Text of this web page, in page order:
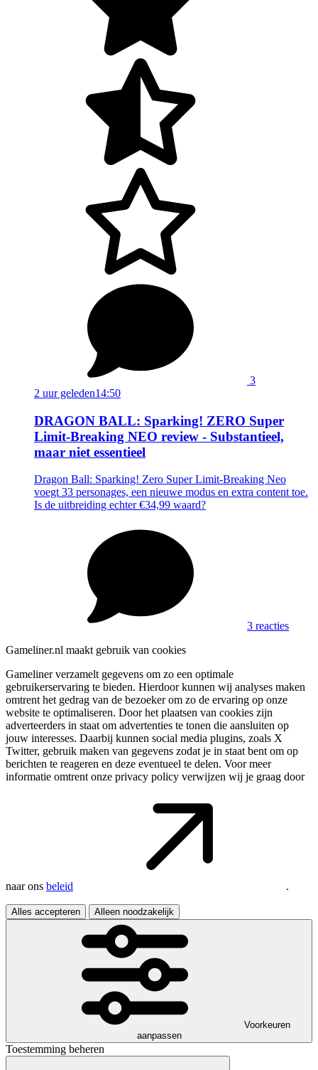
3
2 uur geleden14:50
DRAGON BALL: Sparking! ZERO Super
Limit-Breaking NEO review - Substantieel,
maar niet essentieel
Dragon Ball: Sparking! Zero Super Limit-Breaking Neo
voegt 33 personages, een nieuwe modus en extra content toe.
Is de uitbreiding echter €34,99 waard?
3 reacties
Gameliner.nl maakt gebruik van cookies
Gameliner verzamelt gegevens om zo een optimale
gebruikerservaring te bieden. Hierdoor kunnen wij analyses maken
omtrent het gedrag van de bezoeker om zo de ervaring op onze
website te optimaliseren. Door het plaatsen van cookies zijn
adverteerders in staat om advertenties te tonen die aansluiten op
jouw interesses. Daarbij kunnen social media plugins, zoals X
Twitter, gebruik maken van gegevens zodat je in staat bent om op
berichten te reageren en deze eventueel te delen. Voor meer
informatie omtrent onze privacy policy verwijzen wij je graag door
naar ons beleid .
Alles accepteren Alleen noodzakelijk
Voorkeuren
aanpassen
Toestemming beheren